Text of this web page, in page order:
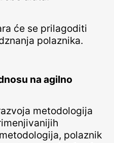
će se prilagoditi
polaznika.
na agilno
metodologija
polaznik